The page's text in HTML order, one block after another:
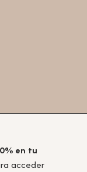
en tu
acceder